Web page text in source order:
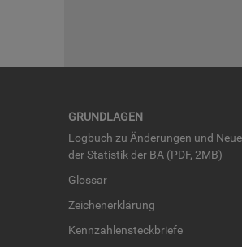
GRUND­LA­GEN
Log­buch zu Än­de­run­gen und
der Sta­tis­tik der BA (PDF, 2MB)
Glos­sar
Zei­chen­er­klä­rung
Kenn­zah­len­steck­brie­fe